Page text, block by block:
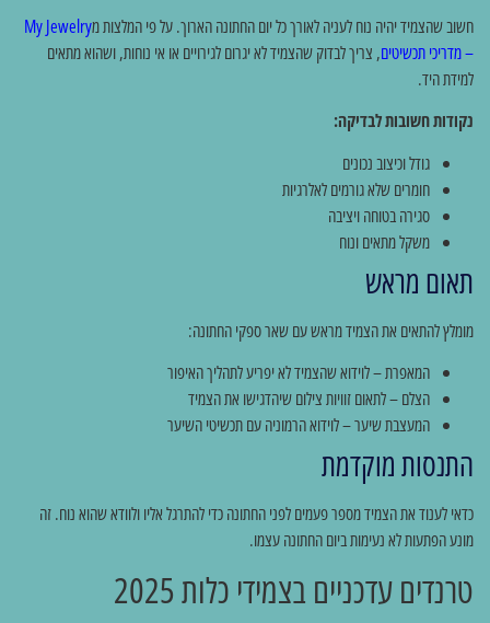
חשוב שהצמיד יהיה נוח לעניה לאורך כל יום החתונה הארוך. על פי המלצות מMy Jewelry
– מדריכי תכשיטים, צריך לבדוק שהצמיד לא יגרום לגירויים או אי נוחות, ושהוא מתאים
למידת היד.
נקודות חשובות לבדיקה:
גודל וכיצוב נכונים
חומרים שלא גורמים לאלרגיות
סגירה בטוחה ויציבה
משקל מתאים ונוח
תאום מראש
מומלץ להתאים את הצמיד מראש עם שאר ספקי החתונה:
המאפרת – לוידוא שהצמיד לא יפריע לתהליך האיפור
הצלם – לתאום זוויות צילום שיהדגישו את הצמיד
המעצבת שיער – לוידוא הרמוניה עם תכשיטי השיער
התנסות מוקדמת
כדאי לענוד את הצמיד מספר פעמים לפני החתונה כדי להתרגל אליו ולוודא שהוא נוח. זה
מונע הפתעות לא נעימות ביום החתונה עצמו.
טרנדים עדכניים בצמידי כלות 2025